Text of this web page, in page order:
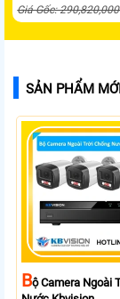
Giá Gốc:
SẢN PHẨM
BỘ Camera Ngoài